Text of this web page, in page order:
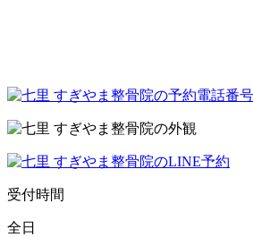
受付時間
全日